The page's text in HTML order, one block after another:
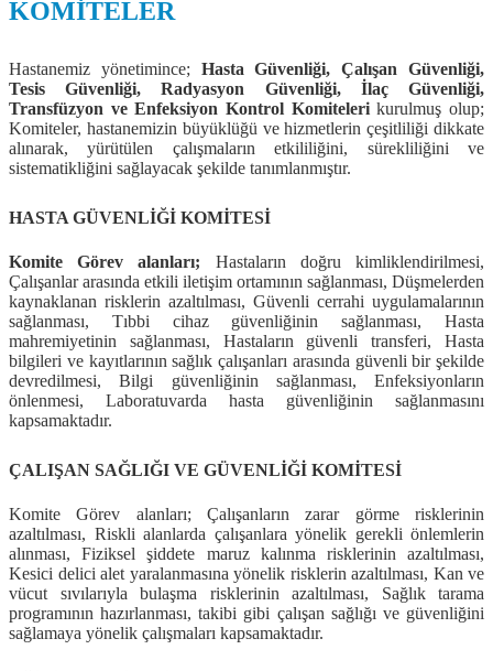
KOMİTELER
Hastanemiz yönetimince; Hasta Güvenliği, Çalışan Güvenliği,
Tesis Güvenliği, Radyasyon Güvenliği, İlaç Güvenliği,
Transfüzyon ve Enfeksiyon Kontrol Komitelerikurulmuş olup;
Komiteler, hastanemizin büyüklüğü ve hizmetlerin çeşitliliği dikkate
alınarak, yürütülen çalışmaların etkililiğini, sürekliliğini ve
sistematikliğini sağlayacak şekilde tanımlanmıştır.
HASTA GÜVENLİĞİ KOMİTESİ
Komite Görev alanları; Hastaların doğru kimliklendirilmesi,
Çalışanlar arasında etkili iletişim ortamının sağlanması, Düşmelerden
kaynaklanan risklerin azaltılması, Güvenli cerrahi uygulamalarının
sağlanması, Tıbbi cihaz güvenliğinin sağlanması, Hasta
mahremiyetinin sağlanması, Hastaların güvenli transferi, Hasta
bilgileri ve kayıtlarının sağlık çalışanları arasında güvenli bir şekilde
devredilmesi, Bilgi güvenliğinin sağlanması, Enfeksiyonların
önlenmesi, Laboratuvarda hasta güvenliğinin sağlanmasını
kapsamaktadır.
ÇALIŞAN SAĞLIĞI VE GÜVENLİĞİ KOMİTESİ
Komite Görev alanları; Çalışanların zarar görme risklerinin
azaltılması, Riskli alanlarda çalışanlara yönelik gerekli önlemlerin
alınması, Fiziksel şiddete maruz kalınma risklerinin azaltılması,
Kesici delici alet yaralanmasına yönelik risklerin azaltılması, Kan ve
vücut sıvılarıyla bulaşma risklerinin azaltılması, Sağlık tarama
programının hazırlanması, takibi gibi çalışan sağlığı ve güvenliğini
sağlamaya yönelik çalışmaları kapsamaktadır.